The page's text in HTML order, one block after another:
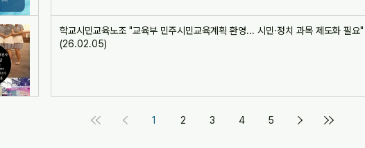
학교시민교육노조 "교육부 민주시민교육계획 환영... 시민·정치 과목 제도화 필요"
(26.02.05)
1 2 3 4 5